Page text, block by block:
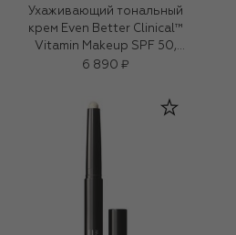
Ухаживающий тональный
крем Even Better Clinical™
Vitamin Makeup SPF 50,
оттенок Light Cool 2 (30ml)
6 890 ₽